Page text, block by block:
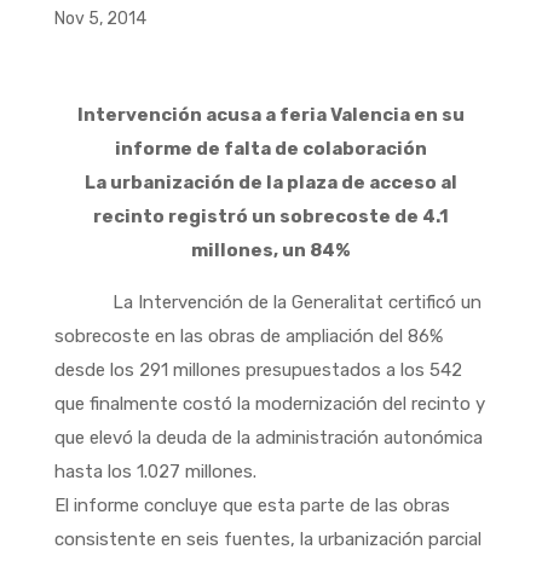
Nov 5, 2014
Intervención acusa a feria Valencia en su
informe de falta de colaboración
La urbanización de la plaza de acceso al
recinto registró un sobrecoste de 4.1
millones, un 84%
La Intervención de la Generalitat certificó un
sobrecoste en las obras de ampliación del 86%
desde los 291 millones presupuestados a los 542
que finalmente costó la modernización del recinto y
que elevó la deuda de la administración autonómica
hasta los 1.027 millones.
El informe concluye que esta parte de las obras
consistente en seis fuentes, la urbanización parcial